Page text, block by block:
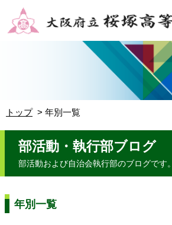
トップ 年別一覧
部活動・執行部ブログ
部活動および自治会執行部のブログです。
年別一覧